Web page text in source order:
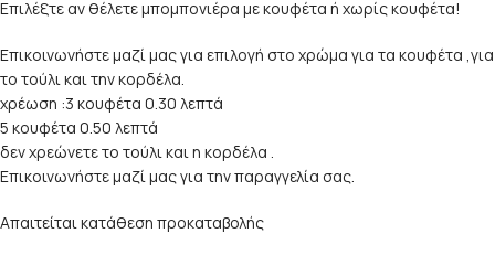
Επιλέξτε αν θέλετε μπομπονιέρα με κουφέτα ή χωρίς κουφέτα!
Επικοινωνήστε μαζί μας για επιλογή στο χρώμα για τα κουφέτα ,για
το τούλι και την κορδέλα.
χρέωση :3 κουφέτα 0.30 λεπτά
5 κουφέτα 0.50 λεπτά
δεν χρεώνετε το τούλι και η κορδέλα .
Επικοινωνήστε μαζί μας για την παραγγελία σας.
Απαιτείται κατάθεση προκαταβολής